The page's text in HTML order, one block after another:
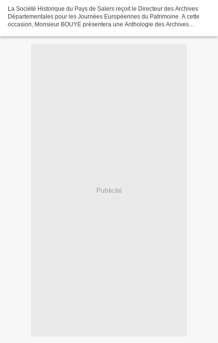
La Société Historique du Pays de Salers reçoit le Directeur des Archives
Départementales pour les Journées Européennes du Patrimoine. A cette
occasion, Monsieur BOUYE présentera une Anthologie des Archives
Publicité